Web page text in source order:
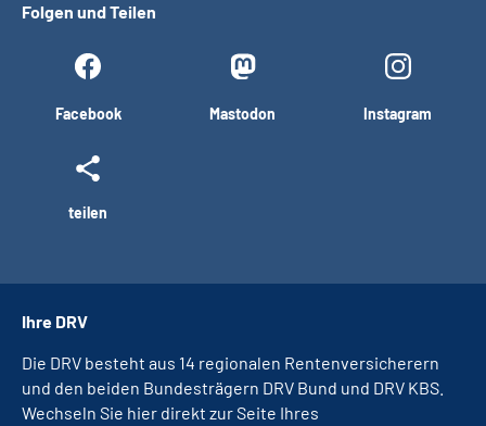
Folgen und Teilen
Facebook Mastodon Instagram
teilen
Ihre DRV
Die DRV besteht aus 14 regionalen Rentenversicherern
und den beiden Bundesträgern DRV Bund und DRV KBS.
Wechseln Sie hier direkt zur Seite Ihres